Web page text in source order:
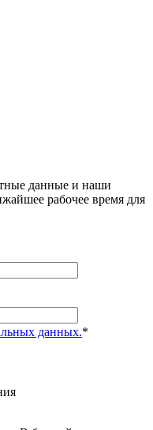
данные и наши
рабочее время для
данных.*